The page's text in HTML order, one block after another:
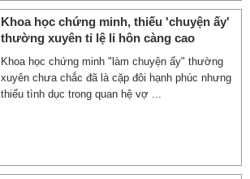
Khoa học chứng minh, thiếu 'chuyện ấy'
thường xuyên tỉ lệ li hôn càng cao
Khoa học chứng minh "làm chuyện ấy" thường
xuyên chưa chắc đã là cặp đôi hạnh phúc nhưng
thiếu tình dục trong quan hệ vợ ...